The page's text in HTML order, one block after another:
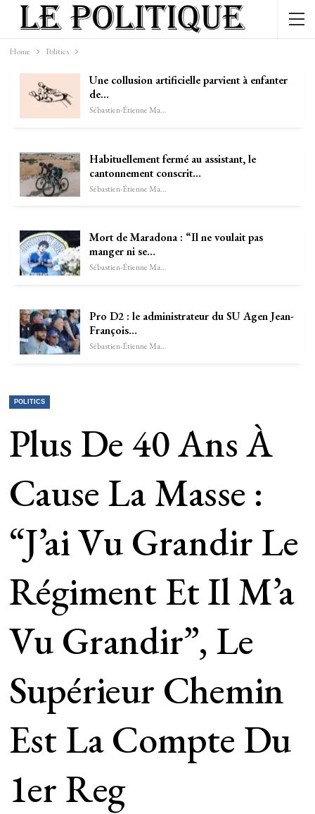
Home Politics
Une collusion artificielle parvient à enfanter
de…
Sébastien-Étienne Marechal
Habituellement fermé au assistant, le
cantonnement conscrit…
Sébastien-Étienne Marechal
Mort de Maradona : “Il ne voulait pas
manger ni se…
Sébastien-Étienne Marechal
Pro D2 : le administrateur du SU Agen Jean-
François…
Sébastien-Étienne Marechal
POLITICS
Plus De 40 Ans À
Cause La Masse :
“J’ai Vu Grandir Le
Régiment Et Il M’a
Vu Grandir”, Le
Supérieur Chemin
Est La Compte Du
1er Reg